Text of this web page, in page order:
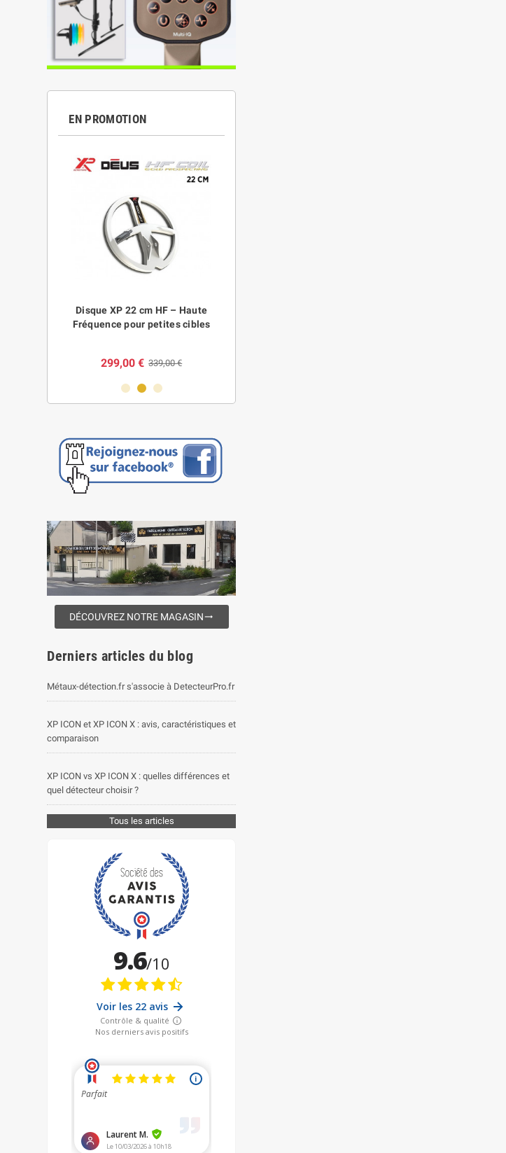
EN PROMOTION
Disque XP 22 cm HF – Haute
Fréquence pour petites cibles
299,00 € 339,00 €
DÉCOUVREZ NOTRE MAGASINtrending_flat
Derniers articles du blog
Métaux-détection.fr s'associe à DetecteurPro.fr
XP ICON et XP ICON X : avis, caractéristiques et
comparaison
XP ICON vs XP ICON X : quelles différences et
quel détecteur choisir ?
Tous les articles